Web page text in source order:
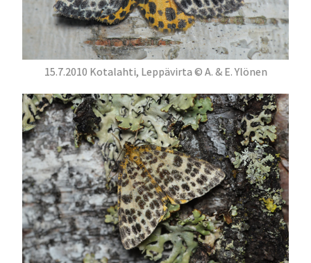
15.7.2010 Kotalahti, Leppävirta © A. & E. Ylönen